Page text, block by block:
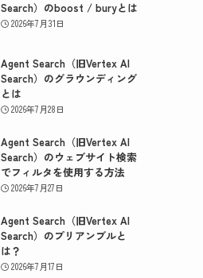
Search）のboost / buryとは
2026年7月31日
Agent Search（旧Vertex AI
Search）のグラウンディング
とは
2026年7月28日
Agent Search（旧Vertex AI
Search）のウェブサイト検索
でフィルタを使用する方法
2026年7月27日
Agent Search（旧Vertex AI
Search）のプリアンブルと
は？
2026年7月17日